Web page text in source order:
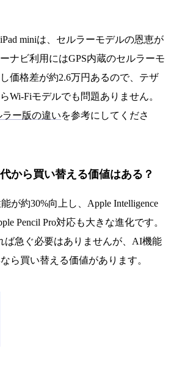
miniは、セルラーモデルの恩恵が
ナビ利用にはGPS内蔵のセルラーモ
価格差が約2.6万円あるので、テザ
Wi-Fiモデルでも問題ありません。
ー版の違いを参考にしてくださ
から買い替える価値はある？
が約30%向上し、Apple Intelligence
Pencil Pro対応も大きな進化です。
ば急ぐ必要はありませんが、AI機能
ら買い替える価値があります。